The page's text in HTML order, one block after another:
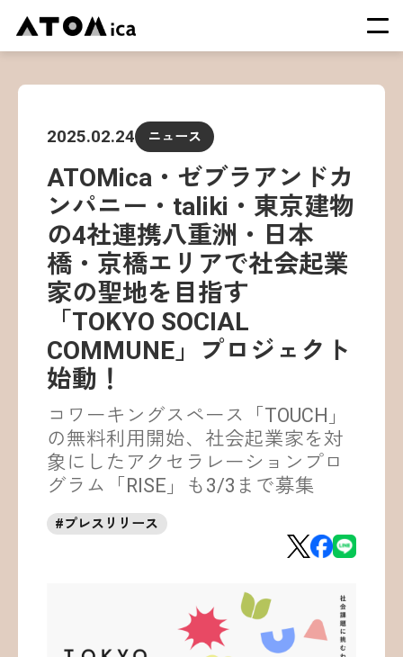
会社概要
サービス
運営施設一覧
ニュース
イベント
採用情報
お問い合わせ
©ATOMica Inc., All Rights Reserved.
2025.02.24 ニュース
ATOMica・ゼブラアンドカ
ンパニー・taliki・東京建物
の4社連携八重洲・日本
橋・京橋エリアで社会起業
家の聖地を目指す
「TOKYO SOCIAL
COMMUNE」プロジェクト
始動！
コワーキングスペース「TOUCH」
の無料利用開始、社会起業家を対
象にしたアクセラレーションプロ
グラム「RISE」も3/3まで募集
#プレスリリース